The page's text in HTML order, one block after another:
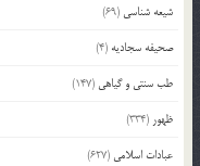
شیعه شناسی (69)
صحیفه سجادیه (4)
طب سنتی و گیاهی (147)
ظهور (334)
عبادات اسلامی (627)